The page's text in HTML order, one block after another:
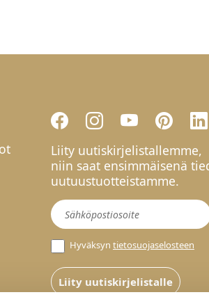
Liity uutiskirjelistallemme,
niin saat ensimmäisenä
uutuustuotteistamme.
Uutiskirje
Hyväksyn tietosuojaselosteen
Liity uutiskirjelistalle